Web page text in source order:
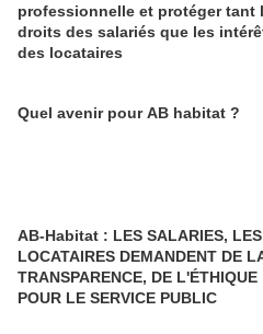
professionnelle et protéger tant
droits des salariés que les
des locataires
Quel avenir pour AB habitat ?
AB-Habitat : LES SALARIES, LES
LOCATAIRES DEMANDENT DE
TRANSPARENCE, DE L'ÉTHIQUE
POUR LE SERVICE PUBLIC